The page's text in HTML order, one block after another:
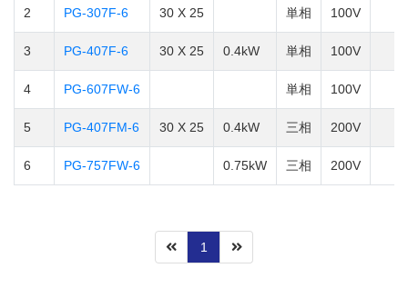
2 PG-307F-6 30 X 25 単相 100V
3 PG-407F-6 30 X 25 0.4kW 単相 100V
4 PG-607FW-6 単相 100V
5 PG-407FM-6 30 X 25 0.4kW 三相 200V
6 PG-757FW-6 0.75kW 三相 200V
1